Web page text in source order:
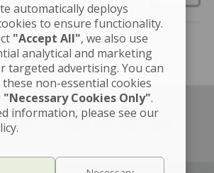
left Right box align right
automatically deploys
to ensure functionality.
"Accept All", we also use
analytical and marketing
targeted advertising. You can
non-essential cookies
"Necessary Cookies Only".
information, please see our